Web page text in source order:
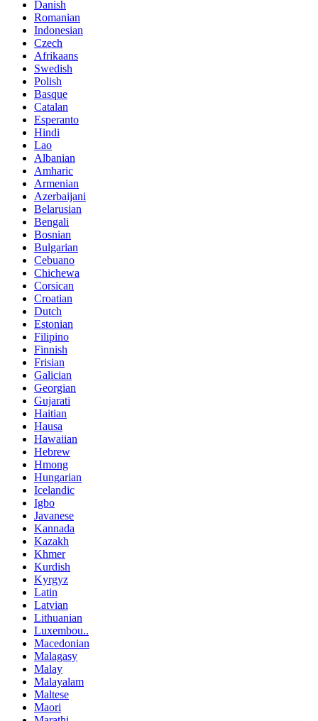
Danish
Romanian
Indonesian
Czech
Afrikaans
Swedish
Polish
Basque
Catalan
Esperanto
Hindi
Lao
Albanian
Amharic
Armenian
Azerbaijani
Belarusian
Bengali
Bosnian
Bulgarian
Cebuano
Chichewa
Corsican
Croatian
Dutch
Estonian
Filipino
Finnish
Frisian
Galician
Georgian
Gujarati
Haitian
Hausa
Hawaiian
Hebrew
Hmong
Hungarian
Icelandic
Igbo
Javanese
Kannada
Kazakh
Khmer
Kurdish
Kyrgyz
Latin
Latvian
Lithuanian
Luxembou..
Macedonian
Malagasy
Malay
Malayalam
Maltese
Maori